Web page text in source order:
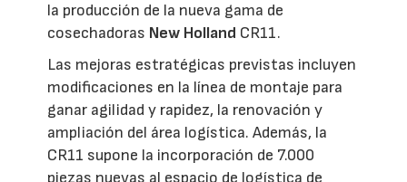
la producción de la nueva gama de
cosechadoras New Holland CR11.
Las mejoras estratégicas previstas incluyen
modificaciones en la línea de montaje para
ganar agilidad y rapidez, la renovación y
ampliación del área logística. Además, la
CR11 supone la incorporación de 7.000